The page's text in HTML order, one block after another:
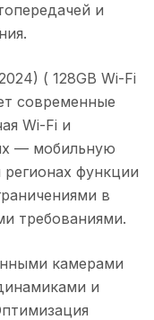
и
( 128GB Wi-Fi
современные
Wi-Fi и
— мобильную
функции
в
требованиями.
камерами
и